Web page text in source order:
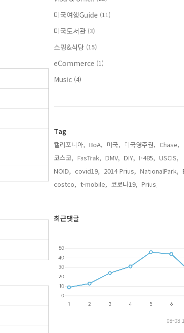
미국여행Guide (11)
미국도서관 (3)
쇼핑&식당 (15)
eCommerce (1)
Music (4)
Tag
캘리포니아, BoA, 미국, 미국영주권, Chase,
코스코, FasTrak, DMV, DIY, I-485, USCIS,
NOID, covid19, 2014 Prius, NationalPark,
costco, t-mobile, 코로나19, Prius,
최근댓글
08-08